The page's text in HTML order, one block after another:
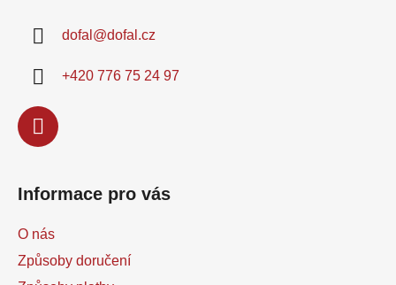
dofal @dofal.cz
+420 776 75 24 97
Informace pro vás
O nás
Způsoby doručení